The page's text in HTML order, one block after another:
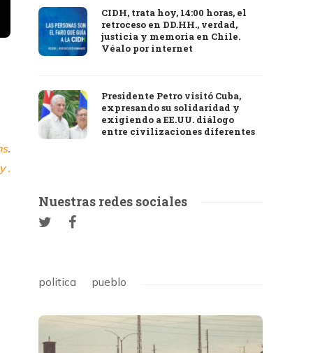
.
.
CIDH, trata hoy, 14:00 horas, el
retroceso en DD.HH., verdad,
justicia y memoria en Chile.
Véalo por internet
Presidente Petro visitó Cuba,
expresando su solidaridad y
exigiendo a EE.UU. diálogo
entre civilizaciones diferentes
Nuestras redes sociales
politica pueblo